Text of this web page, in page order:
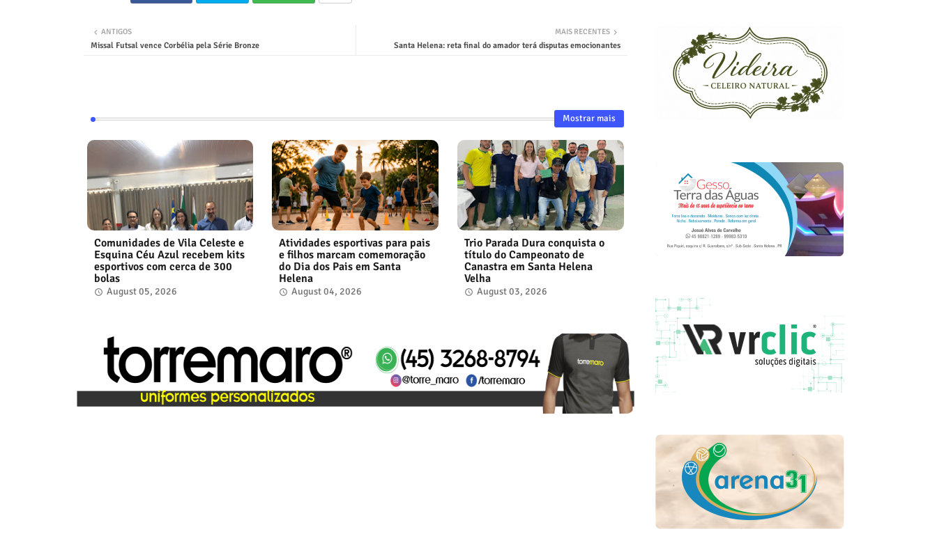
MAIS RECENTES
Santa Helena: reta final do amador terá disputas emocionantes
ANTIGOS
Missal Futsal vence Corbélia pela Série Bronze
Mostrar mais
Comunidades de Vila Celeste e
Esquina Céu Azul recebem kits
esportivos com cerca de 300
bolas
August 05, 2026
Atividades esportivas para pais
e filhos marcam comemoração
do Dia dos Pais em Santa
Helena
August 04, 2026
Trio Parada Dura conquista o
título do Campeonato de
Canastra em Santa Helena
Velha
August 03, 2026